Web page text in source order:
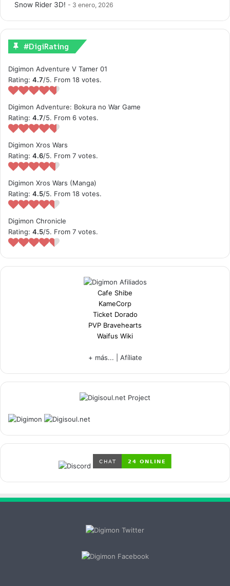
Snow Rider 3D!
3 enero, 2026
#DigiRating
Digimon Adventure V Tamer 01
Rating: 4.7/5. From 18 votes.
Digimon Adventure: Bokura no War Game
Rating: 4.7/5. From 6 votes.
Digimon Xros Wars
Rating: 4.6/5. From 7 votes.
Digimon Xros Wars (Manga)
Rating: 4.5/5. From 18 votes.
Digimon Chronicle
Rating: 4.5/5. From 7 votes.
Cafe Shibe
KameCorp
Ticket Dorado
PVP Bravehearts
Waifus Wiki
+ más... Afíliate